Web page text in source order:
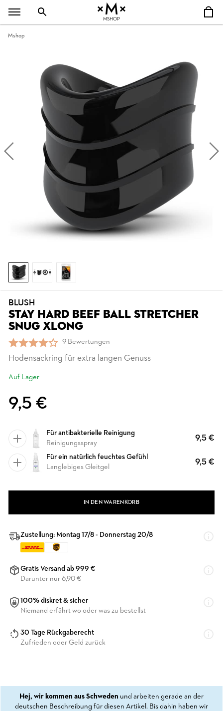
MSHOP
Mshop
BLUSH
STAY HARD BEEF BALL STRETCHER
SNUG XLONG
9 Bewertungen
Hodensackring für extra langen Genuss
Auf Lager
9,5 €
Für antibakterielle Reinigung
Reinigungsspray
9,5 €
Für ein natürlich feuchtes Gefühl
Langlebiges Gleitgel
9,5 €
IN DEN WARENKORB
Zustellung: Montag 17/8 - Donnerstag 20/8
Gratis Versand ab 999 €
Darunter nur 6,90 €
100% diskret & sicher
Niemand erfährt wo oder was zu bestellst
30 Tage Rückgaberecht
Zufrieden oder Geld zurück
Hej, wir kommen aus Schweden und arbeiten gerade an der
deutschen Beschreibung für diesen Artikel. Bis dahin haben wir